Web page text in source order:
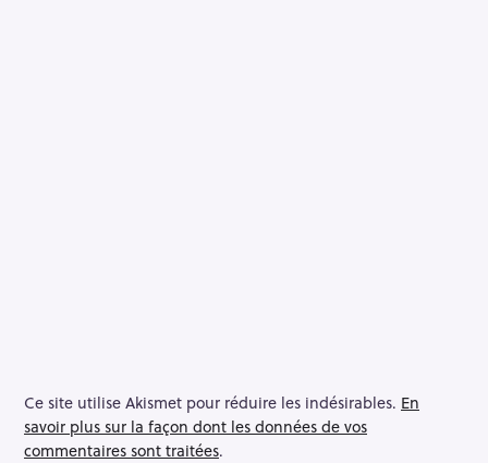
Ce site utilise Akismet pour réduire les indésirables. En
savoir plus sur la façon dont les données de vos
commentaires sont traitées.